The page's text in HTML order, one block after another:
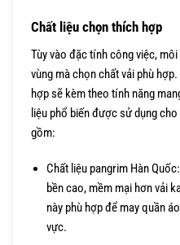
Chất liệu chọn thích hợp
Tùy vào đặc tính công việc,
vùng mà chọn chất vải phù
hợp sẽ kèm theo tính năng
liệu phổ biến được sử dụng
gồm:
Chất liệu pangrim Hàn
bền cao, mềm mại hơn vải
này phù hợp để may quần
vực.